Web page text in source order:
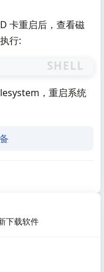
卡重启后，查看磁
行:
SHELL
，重启系统
下载软件